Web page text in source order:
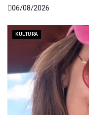
06/08/2026
KULTURA